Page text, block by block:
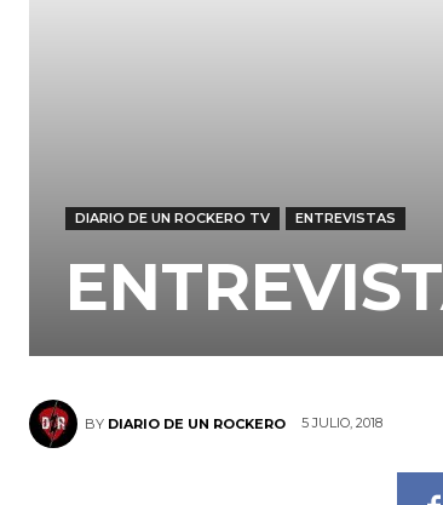
DIARIO DE UN ROCKERO TV ENTREVISTAS
BY DIARIO DE UN ROCKERO 5 JULIO, 2018